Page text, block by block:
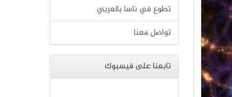
تطوع في ناسا بالعربي
تواصل معنا
تابعنا على فيسبوك